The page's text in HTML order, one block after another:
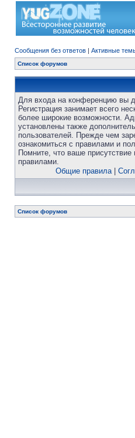
Сообщения без ответов | Активные
Список форумов
Для входа на конференцию вы
Регистрация занимает всего
более широкие возможности.
установлены также
пользователей. Прежде чем
ознакомиться с правилами и
Помните, что ваше
правилами.
Общие правила|
Список форумов